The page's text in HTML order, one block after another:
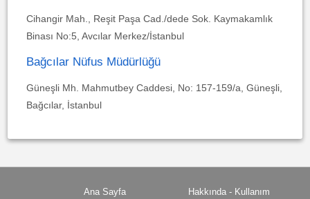
Cihangir Mah., Reşit Paşa Cad./dede Sok. Kaymakamlık
Binası No:5, Avcılar Merkez/İstanbul
Bağcılar Nüfus Müdürlüğü
Güneşli Mh. Mahmutbey Caddesi, No: 157-159/a, Güneşli,
Bağcılar, İstanbul
Ana Sayfa Hakkında - Kullanım